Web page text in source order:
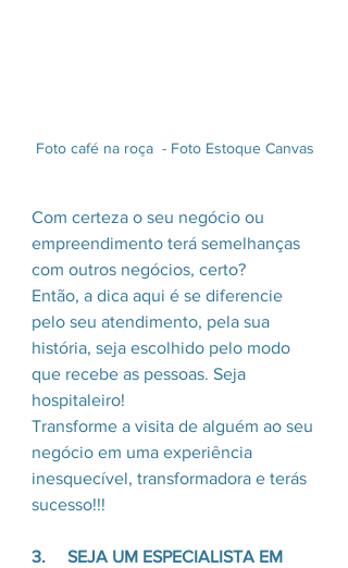
Foto café na roça  - Foto Estoque Canvas
Com certeza o seu negócio ou
empreendimento terá semelhanças
com outros negócios, certo?
Então, a dica aqui é se diferencie
pelo seu atendimento, pela sua
história, seja escolhido pelo modo
que recebe as pessoas. Seja
hospitaleiro!
Transforme a visita de alguém ao seu
negócio em uma experiência
inesquecível, transformadora e terás
sucesso!!!
3.     SEJA UM ESPECIALISTA EM